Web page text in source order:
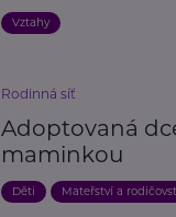
Vztahy
Rodinná síť
Adoptovaná
maminkou
Děti Mateřství a